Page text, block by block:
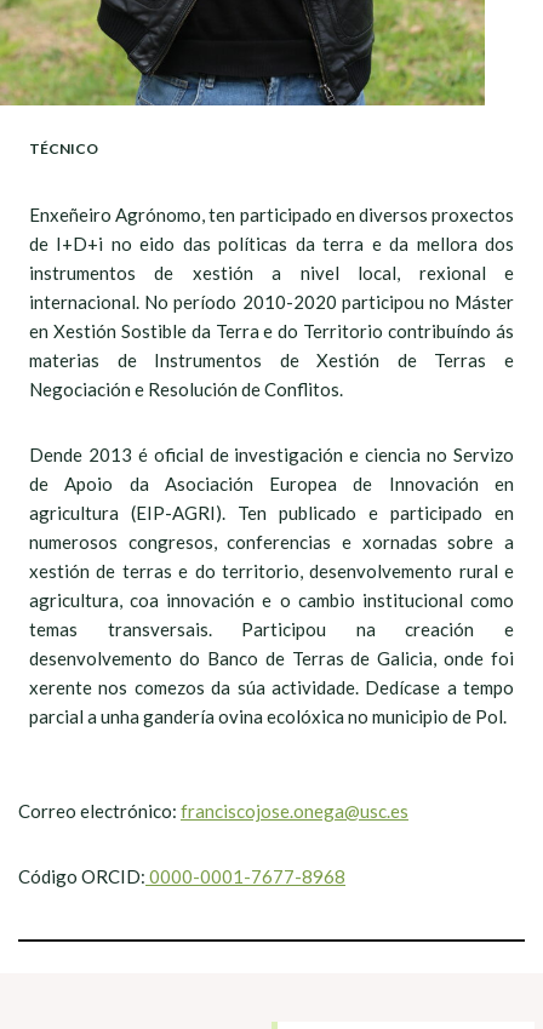
TÉCNICO
Enxeñeiro Agrónomo, ten participado en diversos proxectos
de I+D+i no eido das políticas da terra e da mellora dos
instrumentos de xestión a nivel local, rexional e
internacional. No período 2010-2020 participou no Máster
en Xestión Sostible da Terra e do Territorio contribuíndo ás
materias de Instrumentos de Xestión de Terras e
Negociación e Resolución de Conflitos.
Dende 2013 é oficial de investigación e ciencia no Servizo
de Apoio da Asociación Europea de Innovación en
agricultura (EIP-AGRI). Ten publicado e participado en
numerosos congresos, conferencias e xornadas sobre a
xestión de terras e do territorio, desenvolvemento rural e
agricultura, coa innovación e o cambio institucional como
temas transversais. Participou na creación e
desenvolvemento do Banco de Terras de Galicia, onde foi
xerente nos comezos da súa actividade. Dedícase a tempo
parcial a unha gandería ovina ecolóxica no municipio de Pol.
Correo electrónico: franciscojose.onega@usc.es
Código ORCID: 0000-0001-7677-8968